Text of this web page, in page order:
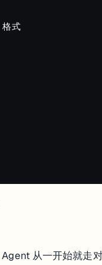
耗 credits。现在 Agent
强，两者配合效果远好于
代了 AirTable
式
从一开始就走